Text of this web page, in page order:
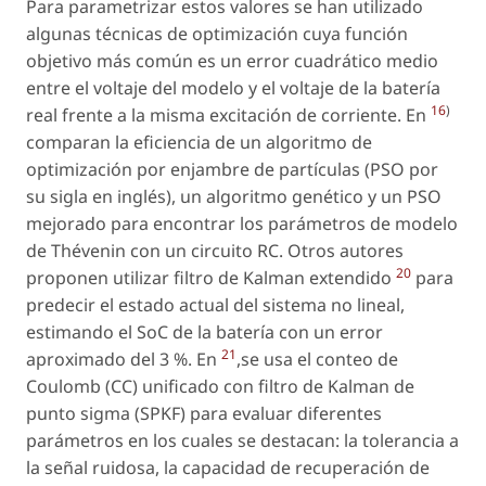
Para parametrizar estos valores se han utilizado
algunas técnicas de optimización cuya función
objetivo más común es un error cuadrático medio
entre el voltaje del modelo y el voltaje de la batería
real frente a la misma excitación de corriente. En 16)
comparan la eficiencia de un algoritmo de
optimización por enjambre de partículas (PSO por
su sigla en inglés), un algoritmo genético y un PSO
mejorado para encontrar los parámetros de modelo
de Thévenin con un circuito RC. Otros autores
proponen utilizar filtro de Kalman extendido 20 para
predecir el estado actual del sistema no lineal,
estimando el SoC de la batería con un error
aproximado del 3 %. En 21,se usa el conteo de
Coulomb (CC) unificado con filtro de Kalman de
punto sigma (SPKF) para evaluar diferentes
parámetros en los cuales se destacan: la tolerancia a
la señal ruidosa, la capacidad de recuperación de